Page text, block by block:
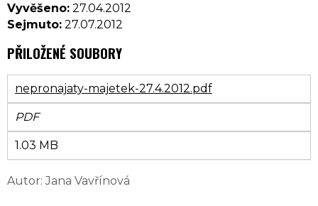
Vyvěšeno: 27.04.2012
Sejmuto: 27.07.2012
PŘILOŽENÉ SOUBORY
nepronajaty-majetek-27.4.2012.pdf
PDF
1.03 MB
Autor: Jana Vavřínová